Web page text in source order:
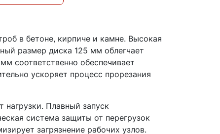
в бетоне, кирпиче и камне. Высокая
размер диска 125 мм облегчает
соответственно обеспечивает
ускоряет процесс прорезания
Плавный запуск
система защиты от перегрузок
загрязнение рабочих узлов.